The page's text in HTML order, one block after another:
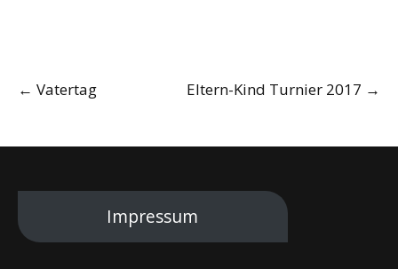
Post
navigation
← Vatertag Eltern-Kind Turnier 2017 →
Impressum